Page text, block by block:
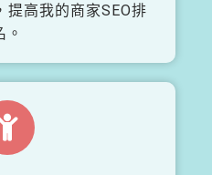
提高我的商家SEO排
。